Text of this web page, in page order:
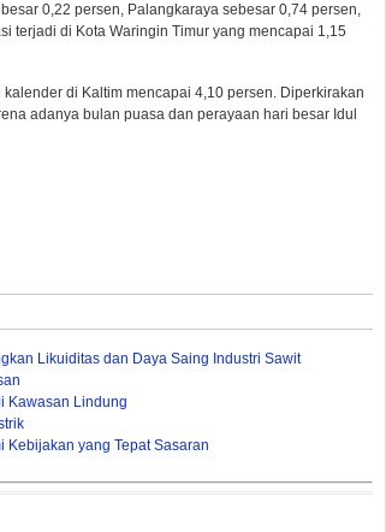
0,22 persen, Palangkaraya sebesar 0,74 persen,
terjadi di Kota Waringin Timur yang mencapai 1,15
di Kaltim mencapai 4,10 persen. Diperkirakan
adanya bulan puasa dan perayaan hari besar Idul
Likuiditas dan Daya Saing Industri Sawit
Kawasan Lindung
Kebijakan yang Tepat Sasaran